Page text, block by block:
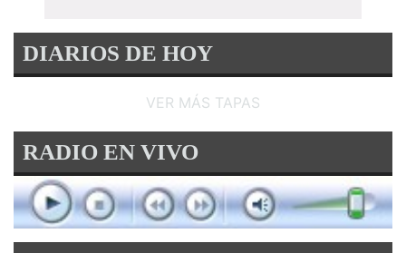
DIARIOS DE HOY
VER MÁS TAPAS
RADIO EN VIVO